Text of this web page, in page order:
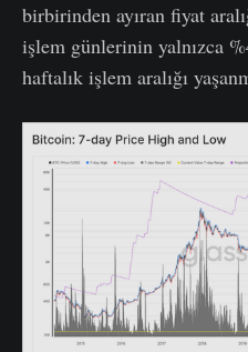
birbirinden ayıran fiyat
işlem günlerinin yalnızca
haftalık işlem aralığı